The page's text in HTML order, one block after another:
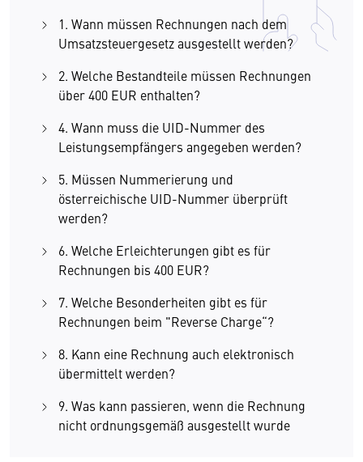
1. Wann müssen Rechnungen nach dem
Umsatzsteuergesetz ausgestellt werden?
2. Welche Bestandteile müssen Rechnungen
über 400 EUR enthalten?
4. Wann muss die UID-Nummer des
Leistungsempfängers angegeben werden?
5. Müssen Nummerierung und
österreichische UID-Nummer überprüft
werden?
6. Welche Erleichterungen gibt es für
Rechnungen bis 400 EUR?
7. Welche Besonderheiten gibt es für
Rechnungen beim "Reverse Charge“?
8. Kann eine Rechnung auch elektronisch
übermittelt werden?
9. Was kann passieren, wenn die Rechnung
nicht ordnungsgemäß ausgestellt wurde